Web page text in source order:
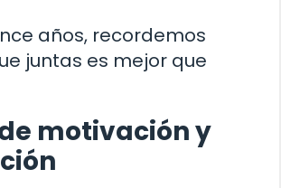
años, recordemos
juntas es mejor que
motivación y